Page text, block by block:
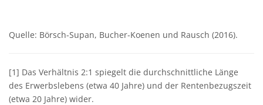
Quelle: Börsch-Supan, Bucher-Koenen und Rausch (2016).
[1] Das Verhältnis 2:1 spiegelt die durchschnittliche Länge
des Erwerbslebens (etwa 40 Jahre) und der Rentenbezugszeit
(etwa 20 Jahre) wider.